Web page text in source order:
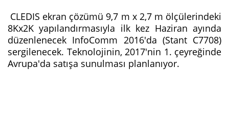
CLEDIS ekran çözümü 9,7 m x 2,7 m ölçülerindeki
8Kx2K yapılandırmasıyla ilk kez Haziran ayında
düzenlenecek InfoComm 2016'da (Stant C7708)
sergilenecek. Teknolojinin, 2017'nin 1. çeyreğinde
Avrupa'da satışa sunulması planlanıyor.